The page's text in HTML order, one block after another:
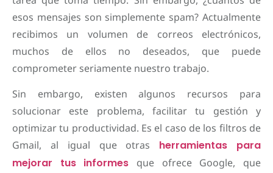
esos mensajes son simplemente spam? Actualmente
recibimos un volumen de correos electrónicos,
muchos de ellos no deseados, que puede
comprometer seriamente nuestro trabajo.
Sin embargo, existen algunos recursos para
solucionar este problema, facilitar tu gestión y
optimizar tu productividad. Es el caso de los filtros de
Gmail, al igual que otras herramientas para
mejorar tus informes que ofrece Google, que